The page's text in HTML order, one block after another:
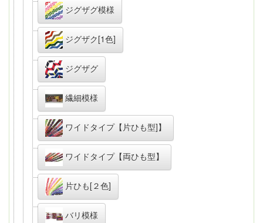
ジグザグ模様
ジグザク[1色]
ジグザグ
繊細模様
ワイドタイプ【片ひも型]】
ワイドタイプ【両ひも型】
片ひも[２色]
バリ模様